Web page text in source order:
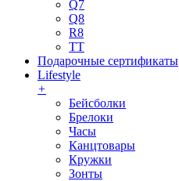
Q7
Q8
R8
TT
Подарочные сертификаты
Lifestyle
+
Бейсболки
Брелоки
Часы
Канцтовары
Кружки
Зонты